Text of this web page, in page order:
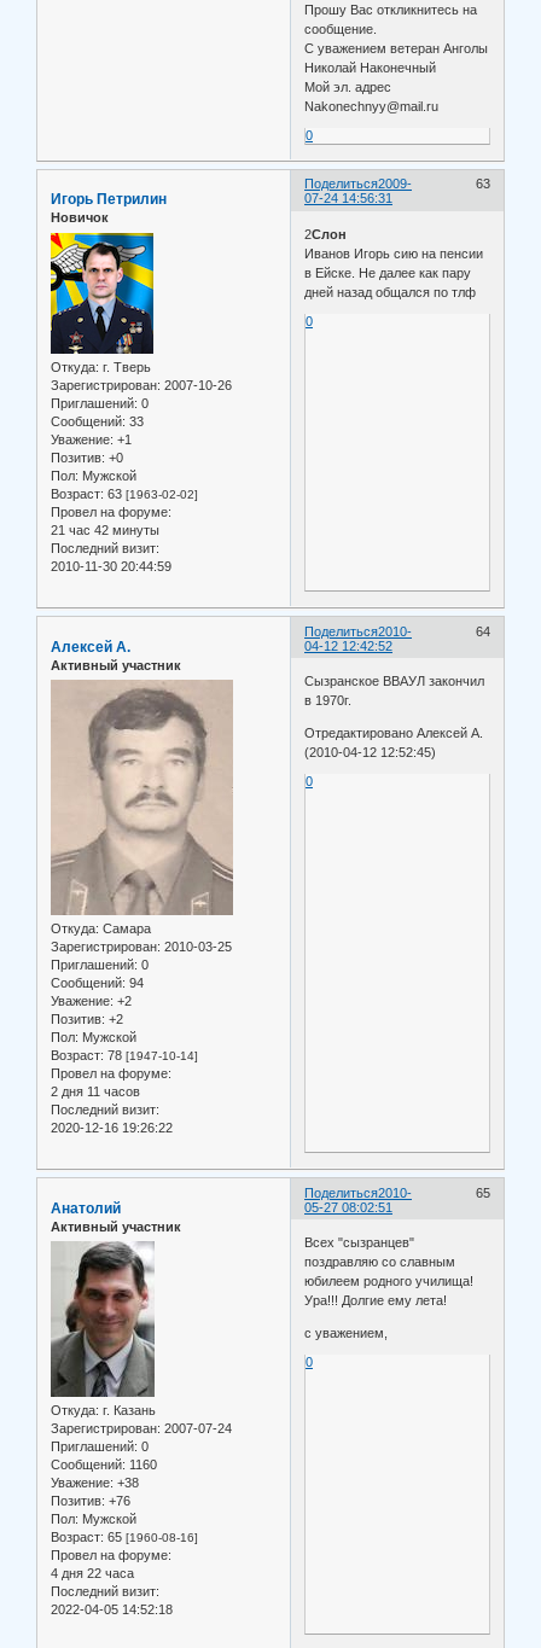
Прошу Вас откликнитесь на
сообщение.
С уважением ветеран Анголы
Николай Наконечный
Мой эл. адрес
Nakonechnyy@mail.ru
0
Поделиться 63
2009-
07-24 14:56:31
Игорь Петрилин
Новичок
Откуда: г. Тверь
Зарегистрирован: 2007-10-26
Приглашений: 0
Сообщений: 33
Уважение: +1
Позитив: +0
Пол: Мужской
Возраст: 63 [1963-02-02]
Провел на форуме:
21 час 42 минуты
Последний визит:
2010-11-30 20:44:59
2Слон
Иванов Игорь сию на пенсии
в Ейске. Не далее как пару
дней назад общался по тлф
0
Поделиться 64
2010-
04-12 12:42:52
Алексей А.
Активный участник
Откуда: Самара
Зарегистрирован: 2010-03-25
Приглашений: 0
Сообщений: 94
Уважение: +2
Позитив: +2
Пол: Мужской
Возраст: 78 [1947-10-14]
Провел на форуме:
2 дня 11 часов
Последний визит:
2020-12-16 19:26:22
Сызранское ВВАУЛ закончил
в 1970г.
Отредактировано Алексей А.
(2010-04-12 12:52:45)
0
Поделиться 65
2010-
05-27 08:02:51
Анатолий
Активный участник
Откуда: г. Казань
Зарегистрирован: 2007-07-24
Приглашений: 0
Сообщений: 1160
Уважение: +38
Позитив: +76
Пол: Мужской
Возраст: 65 [1960-08-16]
Провел на форуме:
4 дня 22 часа
Последний визит:
2022-04-05 14:52:18
Всех "сызранцев"
поздравляю со славным
юбилеем родного училища!
Ура!!! Долгие ему лета!
с уважением,
0